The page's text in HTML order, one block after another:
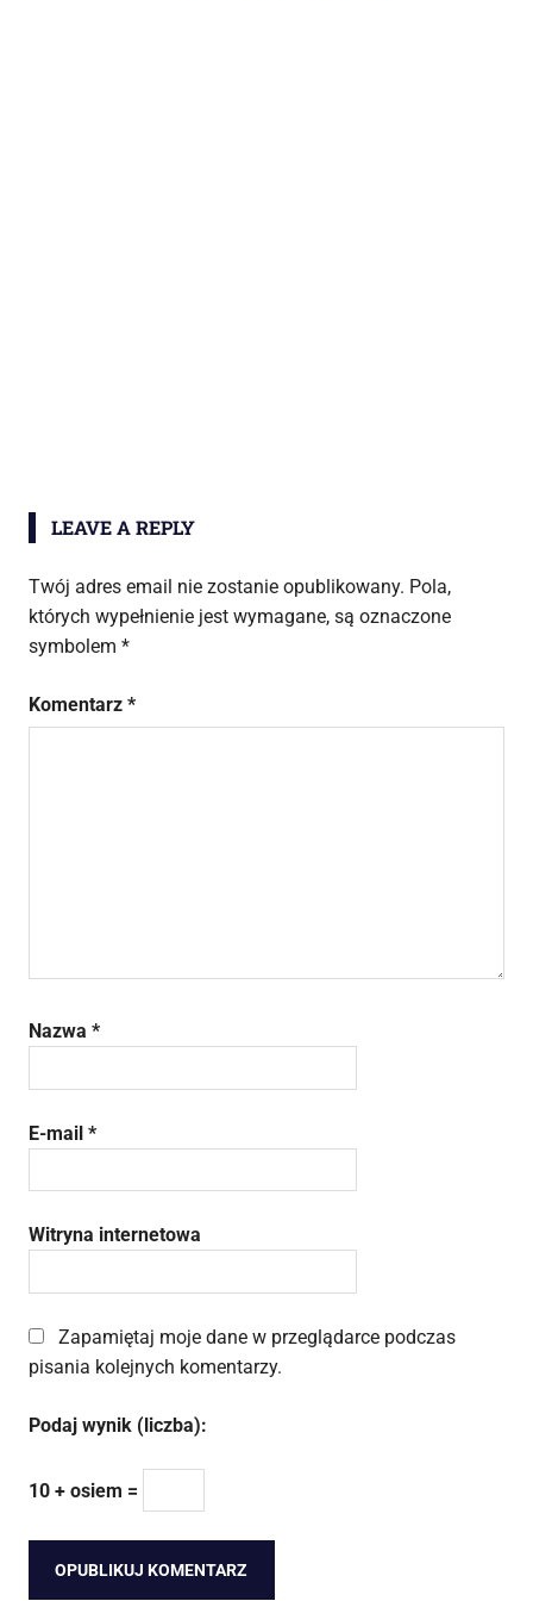
LEAVE A REPLY
Twój adres email nie zostanie opublikowany. Pola,
których wypełnienie jest wymagane, są oznaczone
symbolem *
Komentarz *
Nazwa *
E-mail *
Witryna internetowa
Zapamiętaj moje dane w przeglądarce podczas
pisania kolejnych komentarzy.
Podaj wynik (liczba):
10 + osiem =